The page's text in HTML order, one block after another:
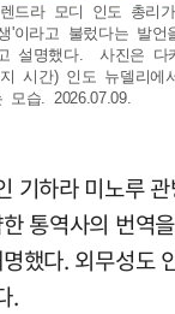
드라 모디 인도 총리
'이라고 불렀다는 발
설명했다. 사진은 다
시간) 인도 뉴델리에
습. 2026.07.09.
기하라 미노루
통역사의 번역
했다. 외무성도
.